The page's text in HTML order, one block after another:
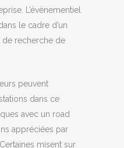
L’évènementiel
le cadre d’un
recherche de
peuvent
dans ce
avec un road
appréciées par
misent sur